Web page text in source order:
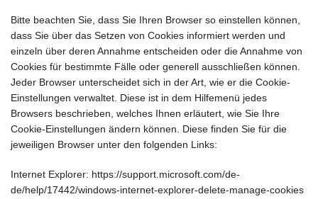
Bitte beachten Sie, dass Sie Ihren Browser so einstellen können,
dass Sie über das Setzen von Cookies informiert werden und
einzeln über deren Annahme entscheiden oder die Annahme von
Cookies für bestimmte Fälle oder generell ausschließen können.
Jeder Browser unterscheidet sich in der Art, wie er die Cookie-
Einstellungen verwaltet. Diese ist in dem Hilfemenü jedes
Browsers beschrieben, welches Ihnen erläutert, wie Sie Ihre
Cookie-Einstellungen ändern können. Diese finden Sie für die
jeweiligen Browser unter den folgenden Links:
Internet Explorer: https://support.microsoft.com/de-
de/help/17442/windows-internet-explorer-delete-manage-cookies